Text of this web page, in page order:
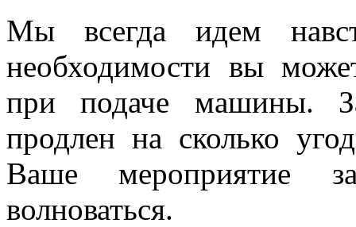
Мы всегда идем
необходимости вы
при подаче машины.
продлен на сколько
Ваше мероприятие
волноваться.